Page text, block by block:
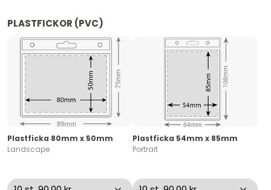
PLASTFICKOR (PVC)
Plastficka 80mm x 50mm
Landscape
Plastficka 54mm x 85mm
Portrait